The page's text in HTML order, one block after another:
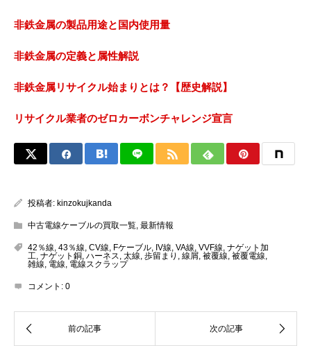
非鉄金属の製品用途と国内使用量
非鉄金属の定義と属性解説
非鉄金属リサイクル始まりとは？【歴史解説】
リサイクル業者のゼロカーボンチャレンジ宣言
投稿者: kinzokujkanda
中古電線ケーブルの買取一覧 最新情報
42％線 43％線 CV線 Fケーブル IV線 VA線 VVF線 ナゲット加
工 ナゲット銅 ハーネス 太線 歩留まり 線屑 被覆線 被覆電線
雑線 電線 電線スクラップ
コメント: 0